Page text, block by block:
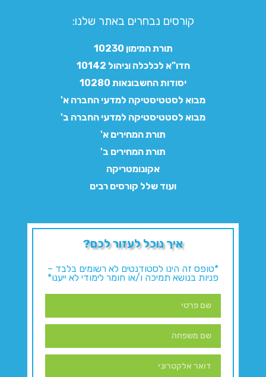
קורסים נבחרים באתר שלנו:​
תורת המימון 10230
חדו"א לכלכלה וניהול 10142
יסודות החשבונאות 10280
מבוא לסטטיסטיקה למדעי החברה א'
מבוא לסטטיסטיקה למדעי החברה ב'
תורת המחירים א'
תורת המחירים ב'
אקונומטריקה
ועוד שלל קורסים רבים
איך נוכל לעזור לכם?
*טופס זה הינו לסטודנטים לא רשומים בלבד –
פניות בנושא תמיכה ו/או חומר לימודי לא ייענו*